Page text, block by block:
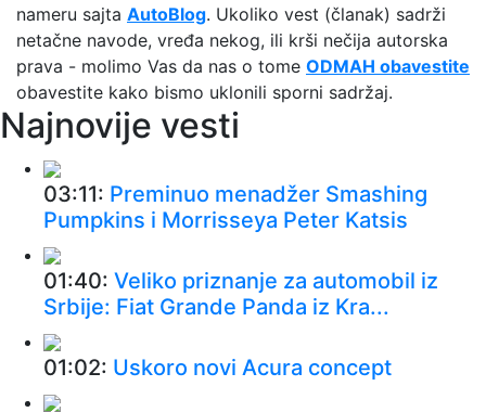
nameru sajta AutoBlog. Ukoliko vest (članak) sadrži
netačne navode, vređa nekog, ili krši nečija autorska
prava - molimo Vas da nas o tome ODMAH obavestite
obavestite kako bismo uklonili sporni sadržaj.
Najnovije vesti
03:11: Preminuo menadžer Smashing
Pumpkins i Morrisseya Peter Katsis
01:40: Veliko priznanje za automobil iz
Srbije: Fiat Grande Panda iz Kra...
01:02: Uskoro novi Acura concept